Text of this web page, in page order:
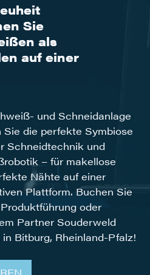
Sie
als
auf einer
und Schneidanlage
Sie die perfekte Symbiose
Schneidtechnik und
– für makellose
Nähte auf einer
Plattform. Buchen Sie
oder
Partner Souderweld
Bitburg, Rheinland-Pfalz!